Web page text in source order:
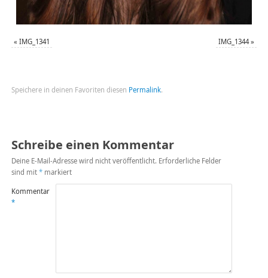
« IMG_1341 IMG_1344»
Speichere in deinen Favoriten diesen Permalink.
Schreibe einen Kommentar
Deine E-Mail-Adresse wird nicht veröffentlicht. Erforderliche Felder
sind mit *markiert
Kommentar
*